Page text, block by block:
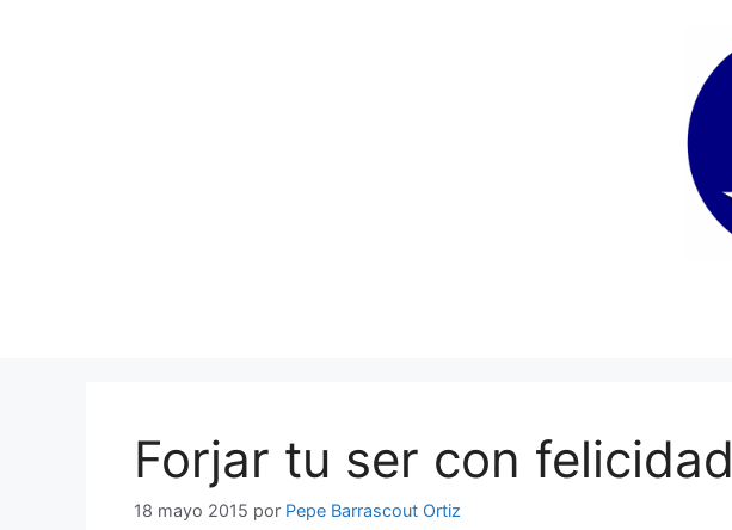
Forjar tu ser con felicidad
18 mayo 2015 por Pepe Barrascout Ortiz